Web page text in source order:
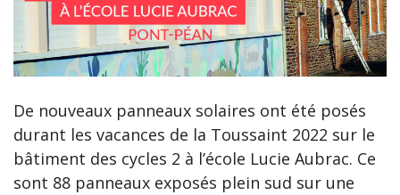
De nouveaux panneaux solaires ont été posés
durant les vacances de la Toussaint 2022 sur le
bâtiment des cycles 2 à l’école Lucie Aubrac. Ce
sont 88 panneaux exposés plein sud sur une